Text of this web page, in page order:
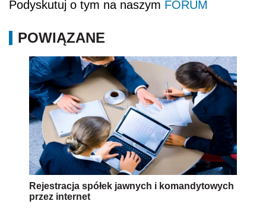
Podyskutuj o tym na naszym FORUM
POWIĄZANE
Rejestracja spółek jawnych i komandytowych
przez internet